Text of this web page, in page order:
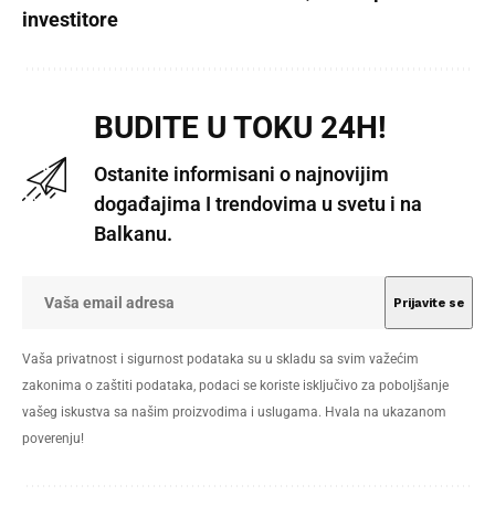
investitore
BUDITE U TOKU 24H!
Ostanite informisani o najnovijim
događajima I trendovima u svetu i na
Balkanu.
Vaša privatnost i sigurnost podataka su u skladu sa svim važećim
zakonima o zaštiti podataka, podaci se koriste isključivo za poboljšanje
vašeg iskustva sa našim proizvodima i uslugama. Hvala na ukazanom
poverenju!